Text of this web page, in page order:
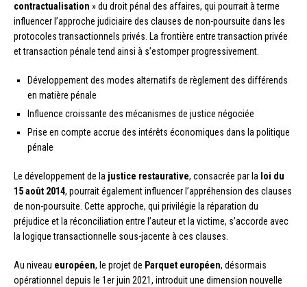
contractualisation » du droit pénal des affaires, qui pourrait à terme
influencer l’approche judiciaire des clauses de non-poursuite dans les
protocoles transactionnels privés. La frontière entre transaction privée
et transaction pénale tend ainsi à s’estomper progressivement.
Développement des modes alternatifs de règlement des différends
en matière pénale
Influence croissante des mécanismes de justice négociée
Prise en compte accrue des intérêts économiques dans la politique
pénale
Le développement de la justice restaurative, consacrée par la loi du
15 août 2014, pourrait également influencer l’appréhension des clauses
de non-poursuite. Cette approche, qui privilégie la réparation du
préjudice et la réconciliation entre l’auteur et la victime, s’accorde avec
la logique transactionnelle sous-jacente à ces clauses.
Au niveau européen, le projet de Parquet européen, désormais
opérationnel depuis le 1er juin 2021, introduit une dimension nouvelle